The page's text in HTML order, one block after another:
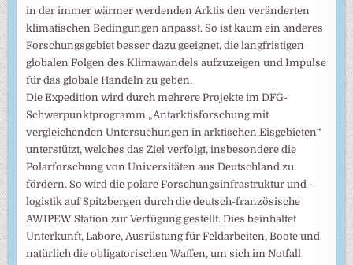
in der immer wärmer werdenden Arktis den veränderten
klimatischen Bedingungen anpasst. So ist kaum ein anderes
Forschungsgebiet besser dazu geeignet, die langfristigen
globalen Folgen des Klimawandels aufzuzeigen und Impulse
für das globale Handeln zu geben.
Die Expedition wird durch mehrere Projekte im DFG-
Schwerpunktprogramm „Antarktisforschung mit
vergleichenden Untersuchungen in arktischen Eisgebieten“
unterstützt, welches das Ziel verfolgt, insbesondere die
Polarforschung von Universitäten aus Deutschland zu
fördern. So wird die polare Forschungsinfrastruktur und -
logistik auf Spitzbergen durch die deutsch-französische
AWIPEW Station zur Verfügung gestellt. Dies beinhaltet
Unterkunft, Labore, Ausrüstung für Feldarbeiten, Boote und
natürlich die obligatorischen Waffen, um sich im Notfall